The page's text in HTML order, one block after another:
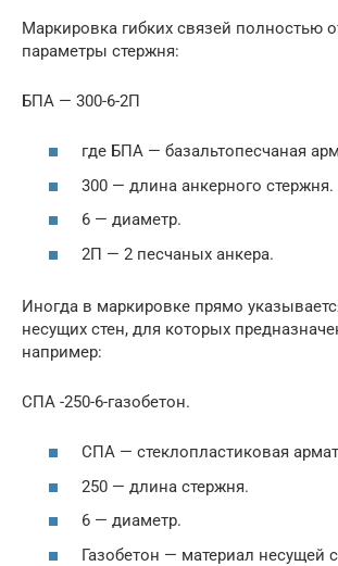
Маркировка гибких связей полностью
параметры стержня:
БПА — 300-6-2П
где БПА — базальтопесчаная
300 — длина анкерного стержня.
6 — диаметр.
2П — 2 песчаных анкера.
Иногда в маркировке прямо
несущих стен, для которых
например:
СПА -250-6-газобетон.
СПА — стеклопластиковая
250 — длина стержня.
6 — диаметр.
Газобетон — материал несущей